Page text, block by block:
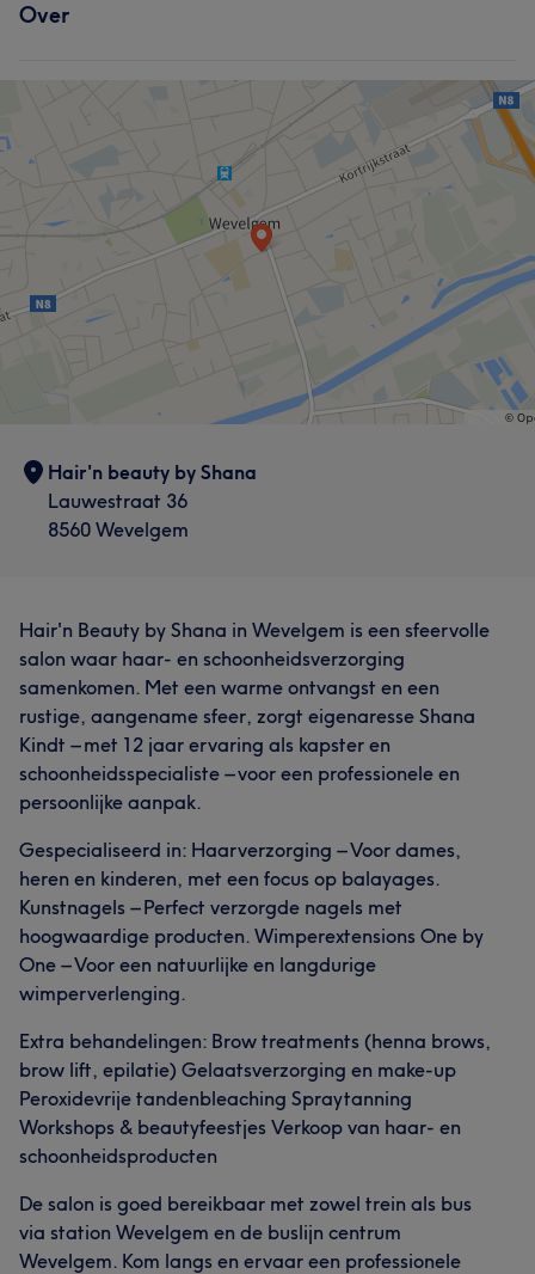
Over
Hair'n beauty by Shana
Lauwestraat 36
8560 Wevelgem
Hair'n Beauty by Shana in Wevelgem is een sfeervolle
salon waar haar- en schoonheidsverzorging
samenkomen. Met een warme ontvangst en een
rustige, aangename sfeer, zorgt eigenaresse Shana
Kindt – met 12 jaar ervaring als kapster en
schoonheidsspecialiste – voor een professionele en
persoonlijke aanpak.
Gespecialiseerd in: Haarverzorging – Voor dames,
heren en kinderen, met een focus op balayages.
Kunstnagels – Perfect verzorgde nagels met
hoogwaardige producten. Wimperextensions One by
One – Voor een natuurlijke en langdurige
wimperverlenging.
Extra behandelingen: Brow treatments (henna brows,
brow lift, epilatie) Gelaatsverzorging en make-up
Peroxidevrije tandenbleaching Spraytanning
Workshops & beautyfeestjes Verkoop van haar- en
schoonheidsproducten
De salon is goed bereikbaar met zowel trein als bus
via station Wevelgem en de buslijn centrum
Wevelgem. Kom langs en ervaar een professionele